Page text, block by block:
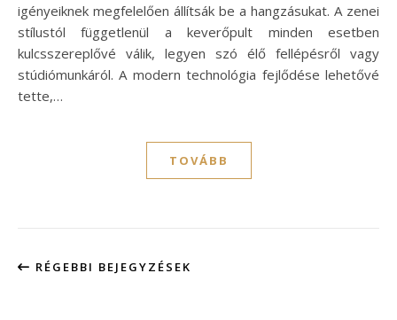
igényeiknek megfelelően állítsák be a hangzásukat. A zenei
stílustól függetlenül a keverőpult minden esetben
kulcsszereplővé válik, legyen szó élő fellépésről vagy
stúdiómunkáról. A modern technológia fejlődése lehetővé
tette,…
TOVÁBB
RÉGEBBI BEJEGYZÉSEK